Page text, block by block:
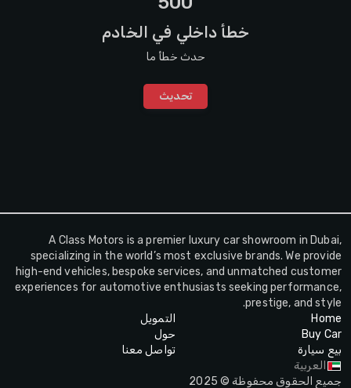
خطأ داخلي في الخادم
حدث خطأ ما
تحديث
A Class Motors is a premier luxury car showroom in Dubai,
specializing in the world’s most exclusive brands. We provide
high-end vehicles, bespoke services, and unmatched customer
experiences for automotive enthusiasts seeking performance,
prestige, and style.
Home
Buy Car
بيع سيارة
التمويل
حول
تواصل معنا
العربية
جميع الحقوق محفوظة © 2025